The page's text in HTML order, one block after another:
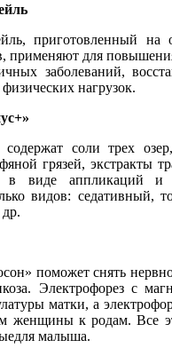
приготовленный на
применяют для
заболеваний,
нагрузок.
содержат соли трех
грязей, экстракты
в виде аппликаций и
видов: седативный,
поможет снять
Электрофорез с
матки, а
женщины к родам. Все
малыша.